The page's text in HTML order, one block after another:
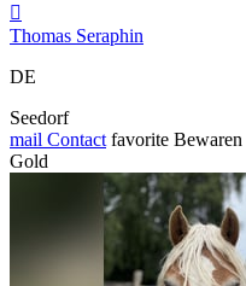

Thomas Seraphin
DE
Seedorf
mail Contact favorite Bewaren
Gold